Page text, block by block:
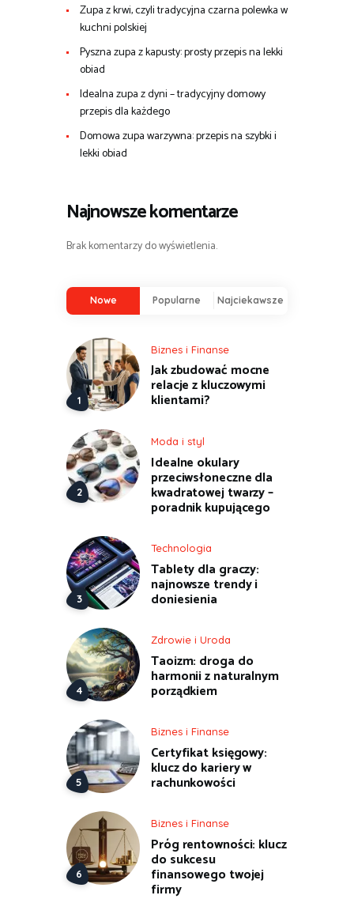
Zupa z krwi, czyli tradycyjna czarna polewka w
kuchni polskiej
Pyszna zupa z kapusty: prosty przepis na lekki
obiad
Idealna zupa z dyni – tradycyjny domowy
przepis dla każdego
Domowa zupa warzywna: przepis na szybki i
lekki obiad
Najnowsze komentarze
Brak komentarzy do wyświetlenia.
Nowe Popularne Najciekawsze
Biznes i Finanse
Jak zbudować mocne
relacje z kluczowymi
klientami?
Moda i styl
Idealne okulary
przeciwsłoneczne dla
kwadratowej twarzy –
poradnik kupującego
Technologia
Tablety dla graczy:
najnowsze trendy i
doniesienia
Zdrowie i Uroda
Taoizm: droga do
harmonii z naturalnym
porządkiem
Biznes i Finanse
Certyfikat księgowy:
klucz do kariery w
rachunkowości
Biznes i Finanse
Próg rentowności: klucz
do sukcesu
finansowego twojej
firmy